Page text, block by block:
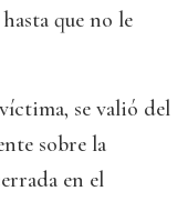
que no le
se valió del
sobre la
en el